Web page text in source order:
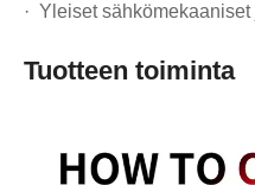
· Yleiset
Tuotteen toiminta